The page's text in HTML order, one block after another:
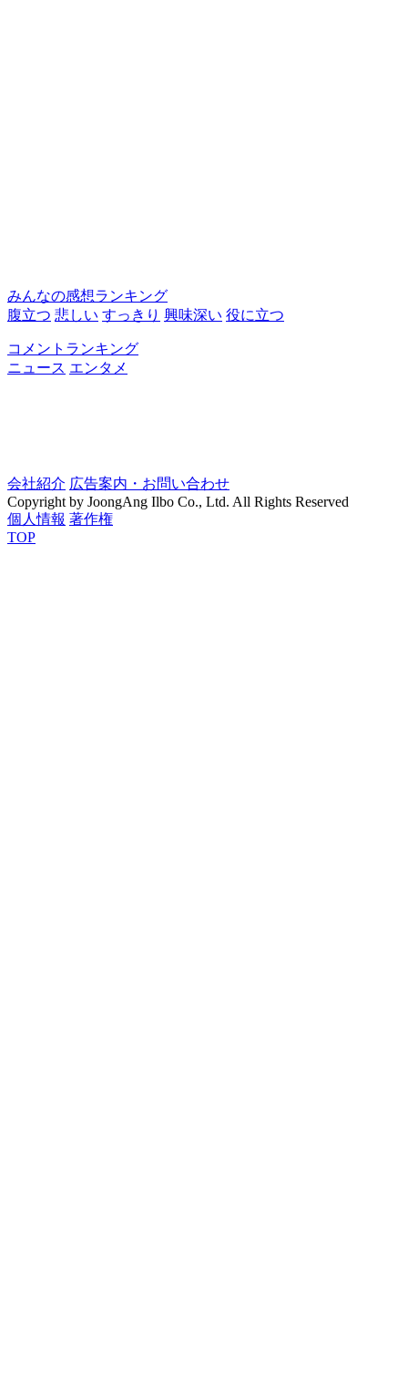
みんなの感想ランキング
腹立つ 悲しい すっきり 興味深い 役に立つ
コメントランキング
ニュース エンタメ
会社紹介 広告案内・お問い合わせ
Copyright by JoongAng Ilbo Co., Ltd. All Rights Reserved
個人情報 著作権
TOP